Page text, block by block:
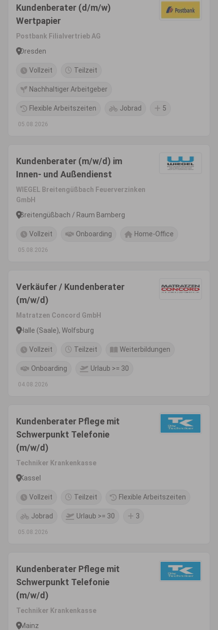
Kundenberater (d/m/w)
Wertpapier
Postbank Filialvertrieb AG
Dresden
Vollzeit Teilzeit
Nachhaltiger Arbeitgeber
Flexible Arbeitszeiten Jobrad 5
05.08.2026
Kundenberater (m/w/d) im
Innen- und Außendienst
WIEGEL Breitengüßbach Feuerverzinken
GmbH
Breitengüßbach / Raum Bamberg
Vollzeit Onboarding Home-Office
05.08.2026
Verkäufer / Kundenberater
(m/w/d)
Matratzen Concord GmbH
Halle (Saale), Wolfsburg
Vollzeit Teilzeit Weiterbildungen
Onboarding Urlaub >= 30
04.08.2026
Kundenberater Pflege mit
Schwerpunkt Telefonie
(m/w/d)
Techniker Krankenkasse
Kassel
Vollzeit Teilzeit Flexible Arbeitszeiten
Jobrad Urlaub >= 30 3
05.08.2026
Kundenberater Pflege mit
Schwerpunkt Telefonie
(m/w/d)
Techniker Krankenkasse
Mainz